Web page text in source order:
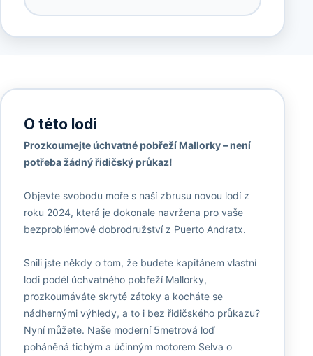
O této lodi
Prozkoumejte úchvatné pobřeží Mallorky – není
potřeba žádný řidičský průkaz!
Objevte svobodu moře s naší zbrusu novou lodí z
roku 2024, která je dokonale navržena pro vaše
bezproblémové dobrodružství z Puerto Andratx.
Snili jste někdy o tom, že budete kapitánem vlastní
lodi podél úchvatného pobřeží Mallorky,
prozkoumáváte skryté zátoky a kocháte se
nádhernými výhledy, a to i bez řidičského průkazu?
Nyní můžete. Naše moderní 5metrová loď
poháněná tichým a účinným motorem Selva o